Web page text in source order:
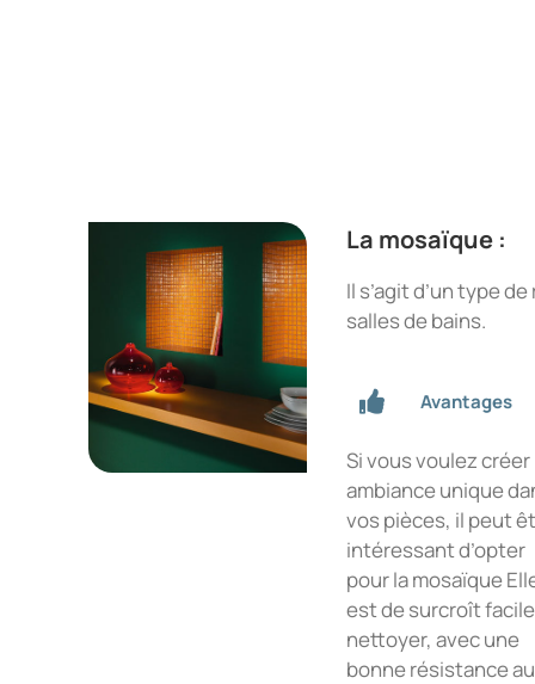
La mosaïque :
Il s’agit d’un type
salles de bains.
Avantages
Si vous voulez
ambiance unique
vos pièces, il peut
intéressant d’opter
pour la mosaïque
est de surcroît
nettoyer, avec une
bonne résistance